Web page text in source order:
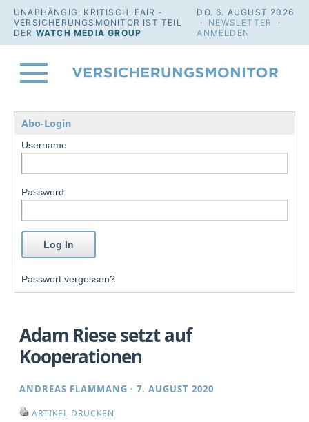
UNABHÄNGIG, KRITISCH, FAIR -
VERSICHERUNGSMONITOR IST TEIL
DER WATCH MEDIA GROUP
DO. 6. AUGUST 2026
· NEWSLETTER
·
ANMELDEN
Abo-Login
Username
Password
Passwort vergessen?
Adam Riese setzt auf
Kooperationen
ANDREAS FLAMMANG ·7. AUGUST 2020
ARTIKEL DRUCKEN